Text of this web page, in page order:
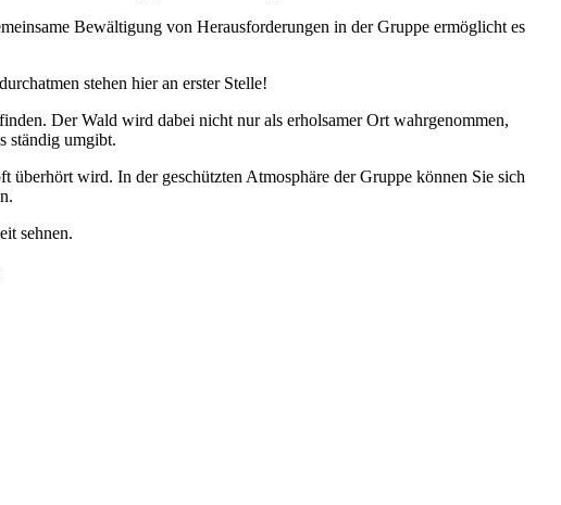
Bewältigung von Herausforderungen in der Gruppe ermöglicht es
stehen hier an erster Stelle!
Der Wald wird dabei nicht nur als erholsamer Ort wahrgenommen,
ständig umgibt.
wird. In der geschützten Atmosphäre der Gruppe können Sie sich
sehnen.